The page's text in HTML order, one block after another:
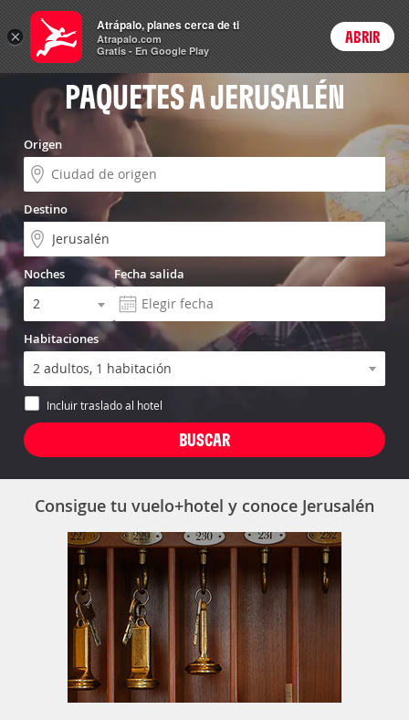
Vuelo+Hotel Login
PAQUETES A JERUSALÉN
Origen
Destino
Noches Fecha salida
Habitaciones
Incluir traslado al hotel
Consigue tu vuelo+hotel y conoce Jerusalén
×
Atrápalo, planes cerca de ti
Atrapalo.com
Gratis - En Google Play
ABRIR